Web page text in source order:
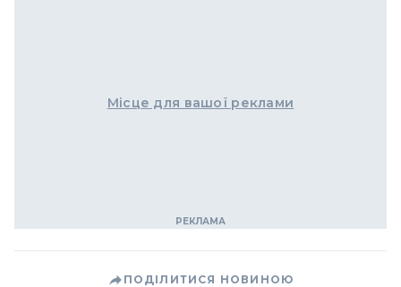
Місце для вашої реклами
ПОДІЛИТИСЯ НОВИНОЮ